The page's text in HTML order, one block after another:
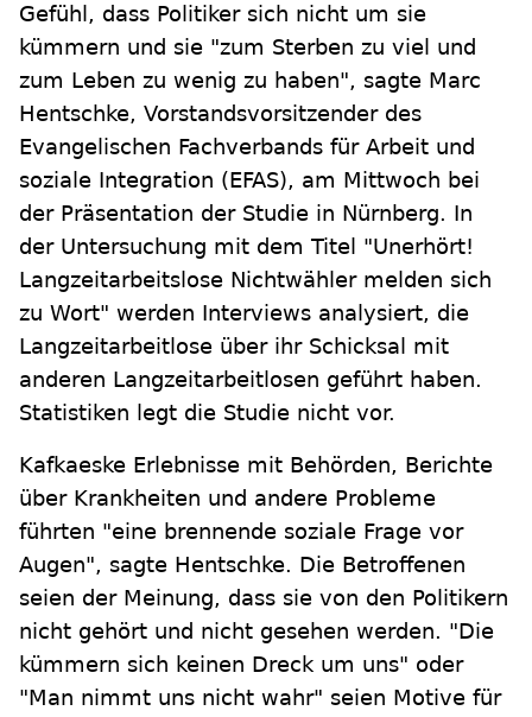
Gefühl, dass Politiker sich nicht um sie
kümmern und sie "zum Sterben zu viel und
zum Leben zu wenig zu haben", sagte Marc
Hentschke, Vorstandsvorsitzender des
Evangelischen Fachverbands für Arbeit und
soziale Integration (EFAS), am Mittwoch bei
der Präsentation der Studie in Nürnberg. In
der Untersuchung mit dem Titel "Unerhört!
Langzeitarbeitslose Nichtwähler melden sich
zu Wort" werden Interviews analysiert, die
Langzeitarbeitlose über ihr Schicksal mit
anderen Langzeitarbeitlosen geführt haben.
Statistiken legt die Studie nicht vor.
Kafkaeske Erlebnisse mit Behörden, Berichte
über Krankheiten und andere Probleme
führten "eine brennende soziale Frage vor
Augen", sagte Hentschke. Die Betroffenen
seien der Meinung, dass sie von den Politikern
nicht gehört und nicht gesehen werden. "Die
kümmern sich keinen Dreck um uns" oder
"Man nimmt uns nicht wahr" seien Motive für